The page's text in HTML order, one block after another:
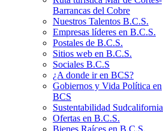
Barrancas del Cobre
Nuestros Talentos B.C.S.
Empresas líderes en B.C.S.
Postales de B.C.S.
Sitios web en B.C.S.
Sociales B.C.S
¿A donde ir en BCS?
Gobiernos y Vida Política en
BCS
Sustentabilidad Sudcalifornia
Ofertas en B.C.S.